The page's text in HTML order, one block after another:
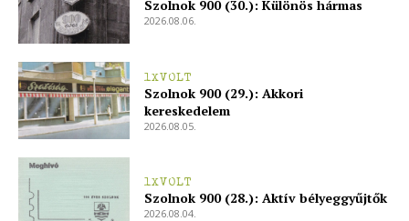
Szolnok 900 (30.): Különös hármas
2026.08.06.
1XVOLT
Szolnok 900 (29.): Akkori
kereskedelem
2026.08.05.
1XVOLT
Szolnok 900 (28.): Aktív bélyeggyűjtők
2026.08.04.